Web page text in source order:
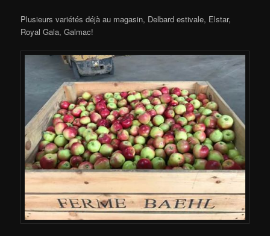
Plusieurs variétés déjà au magasin, Delbard estivale, Elstar,
Royal Gala, Galmac!